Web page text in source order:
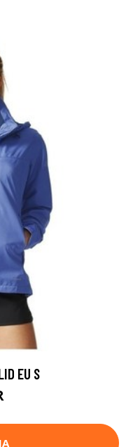
EU S